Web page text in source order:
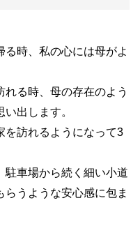
時、私の心には母がよ
れる時、母の存在のよう
出します。
を訪れるようになって3
駐車場から続く細い小道
うような安心感に包ま